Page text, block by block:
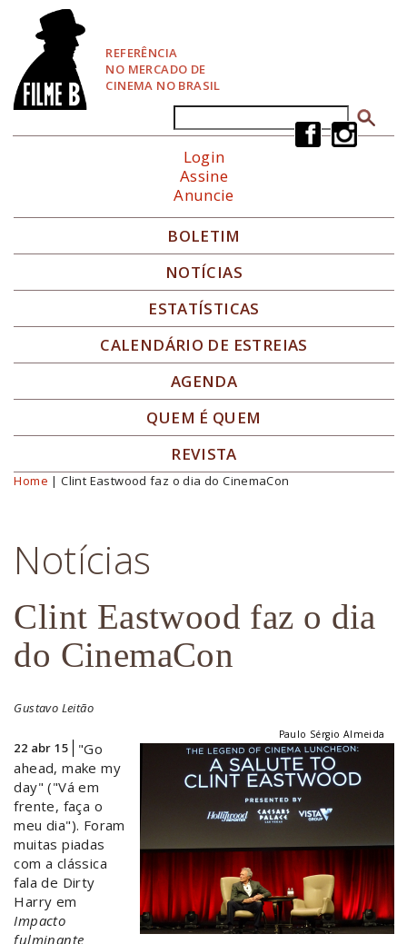
REFERÊNCIA
NO MERCADO DE
CINEMA NO BRASIL
Formulário de busca
Login
Assine
Anuncie
BOLETIM
NOTÍCIAS
ESTATÍSTICAS
CALENDÁRIO DE ESTREIAS
AGENDA
QUEM É QUEM
REVISTA
Você está aqui
Home | Clint Eastwood faz o dia do CinemaCon
Notícias
Clint Eastwood faz o dia
do CinemaCon
Gustavo Leitão
22 abr 15
Paulo Sérgio Almeida
"Go
ahead, make my
day" ("Vá em
frente, faça o
meu dia"). Foram
muitas piadas
com a clássica
fala de Dirty
Harry em
Impacto
fulminante